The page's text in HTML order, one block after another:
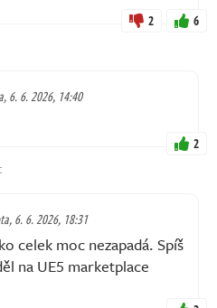
2 6
6. 6. 2026, 14:40
2
6. 6. 2026, 18:31
celek moc nezapadá. Spíš
na UE5 marketplace